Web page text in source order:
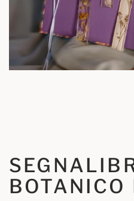
BOTANICO